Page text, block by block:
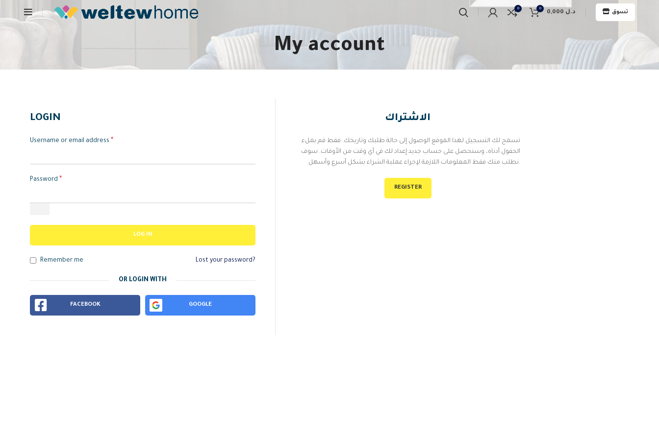
0 0
د.ل تسوق
My account
LOGIN
Username or email address *
Password *
LOG IN
Lost your password?
Remember me
OR LOGIN WITH
FACEBOOK GOOGLE
الاشتراك
تسمح لك التسجيل لهذا الموقع الوصول إلى حالة طلبك وتاريخك. فقط قم بملء
الحقول أدناه، وسنحصل على حساب جديد إعداد لك في أي وقت من الأوقات. سوف
نطلب منك فقط المعلومات اللازمة لإجراء عملية الشراء بشكل أسرع وأسهل.
REGISTER